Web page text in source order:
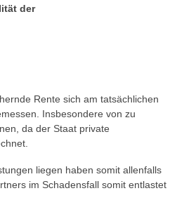
der
Rente sich am tatsächlichen
Insbesondere von zu
da der Staat private
liegen haben somit allenfalls
im Schadensfall somit entlastet